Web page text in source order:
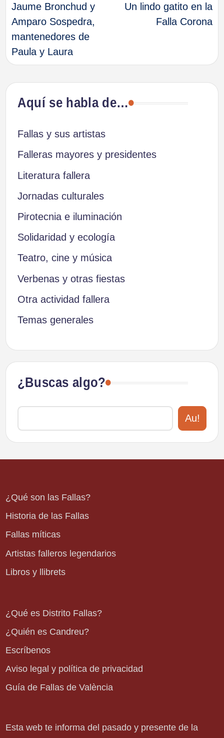
de
entradas
Jaume Bronchud y
Amparo Sospedra,
mantenedores de
Paula y Laura
Un lindo gatito en la
Falla Corona
Aquí se habla de…
Fallas y sus artistas
Falleras mayores y presidentes
Literatura fallera
Jornadas culturales
Pirotecnia e iluminación
Solidaridad y ecología
Teatro, cine y música
Verbenas y otras fiestas
Otra actividad fallera
Temas generales
¿Buscas algo?
Au!
¿Qué son las Fallas?
Historia de las Fallas
Fallas míticas
Artistas falleros legendarios
Libros y llibrets
¿Qué es Distrito Fallas?
¿Quién es Candreu?
Escríbenos
Aviso legal y política de privacidad
Guía de Fallas de València
Esta web te informa del pasado y presente de la